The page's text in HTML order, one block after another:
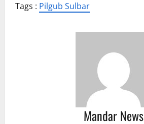
Tags : Pilgub Sulbar
Mandar News